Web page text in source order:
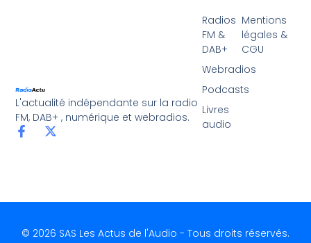
L'actualité indépendante sur la radio
FM, DAB+ , numérique et webradios.
Radios
FM &
DAB+
Webradios
Podcasts
Livres
audio
Mentions
légales &
CGU
© 2026 SAS Les Actus de l'Audio - Tous droits réservés.